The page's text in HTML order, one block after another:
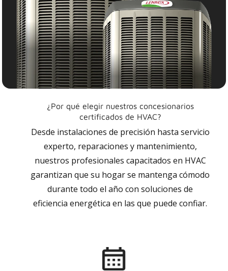
¿Por qué elegir nuestros concesionarios
certificados de HVAC?
Desde instalaciones de precisión hasta servicio
experto, reparaciones y mantenimiento,
nuestros profesionales capacitados en HVAC
garantizan que su hogar se mantenga cómodo
durante todo el año con soluciones de
eficiencia energética en las que puede confiar.